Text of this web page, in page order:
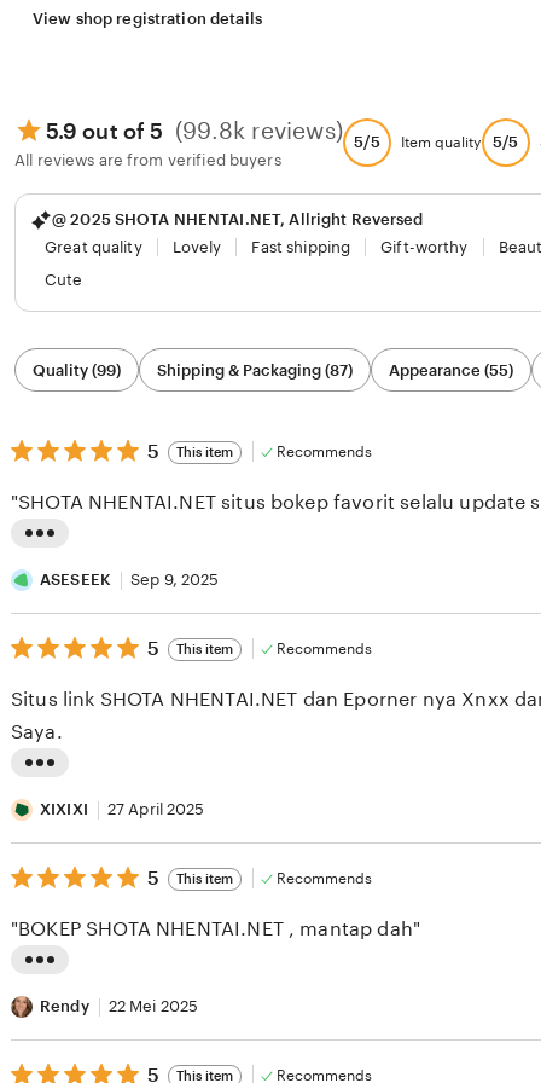
View shop registration details
5.9 out of 5 (99.8k reviews)
All reviews are from verified buyers
5/5 Item quality 5/5
@ 2025 SHOTA NHENTAI.NET, Allright Reversed
Great quality
Lovely Fast shipping Gift-worthy
Cute
Filter
by
category
Quality (99) Shipping & Packaging (87) Appearance (55)
5
out
5
stars
5 This item Recommends
i
s
t
n
g
e
v
i
w
y
A
S
"SHOTA NHENTAI.NET situs bokep favorit selalu update
ASESEEK Sep 9, 2025
5
out
5
stars
5 This item Recommends
i
s
t
n
r
e
v
Situs link SHOTA NHENTAI.NET dan Eporner nya Xnxx
Saya.
XIXIXI 27 April 2025
5
out
5
stars
5 This item Recommends
i
s
t
"BOKEP SHOTA NHENTAI.NET , mantap dah"
Rendy 22 Mei 2025
5
5 This item Recommends